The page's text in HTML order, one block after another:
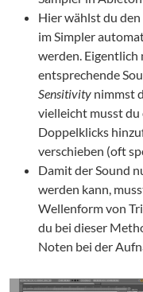
Hier wählst du den
im Simpler
werden.
entsprechende
Sensitivity nimmst
vielleicht musst du
Doppelklicks
verschieben (oft
Damit der Sound
werden kann,
Wellenform von
du bei dieser
Noten bei der